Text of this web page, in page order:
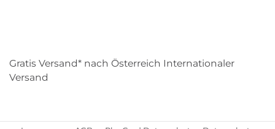
Gratis Versand* nach Österreich Internationaler
Versand